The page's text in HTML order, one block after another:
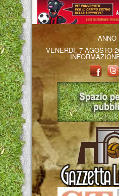
ANNO
VENERDÌ, 7 AGOSTO